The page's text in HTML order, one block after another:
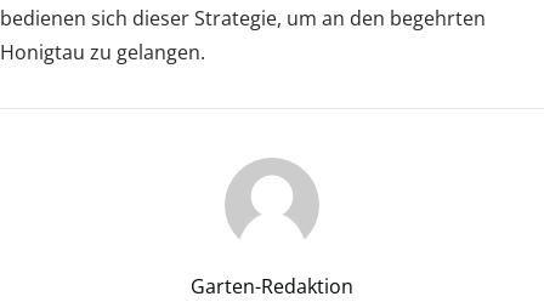
bedienen sich dieser Strategie, um an den begehrten
Honigtau zu gelangen.
Garten-Redaktion